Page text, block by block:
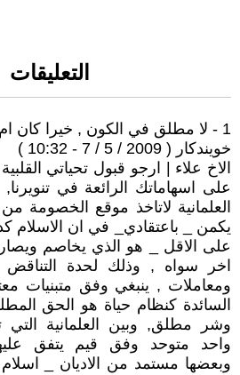
التعليقات
1 - لا مطلق في الكون , خيرا كان ام شر
خويندكار ( 2009 / 5 / 7 - 10:32 )
الاخ علاء | ارجو قبول تحياتي
على اسهاماتك الرائعة في
العلمانية لاتاخذ موقع الخصومة
يكمن _ باعتقادي_ في ان الاسلام
على الاقل _ هو الذي يخاصم
اخر سواه , وذلك لحدة التناقض
ومعاملات , ينبغي وفق متبنيات
السائدة كنظام حياة هو الحق
وشر مطلق, وبين العلمانية
واحد متوحد وفق قيم يتفق
وبعضها مستمد من الاديان _